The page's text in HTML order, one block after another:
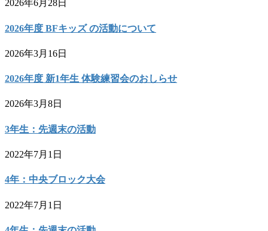
2026年6月28日
2026年度 BFキッズ の活動について
2026年3月16日
2026年度 新1年生 体験練習会のおしらせ
2026年3月8日
3年生：先週末の活動
2022年7月1日
4年：中央ブロック大会
2022年7月1日